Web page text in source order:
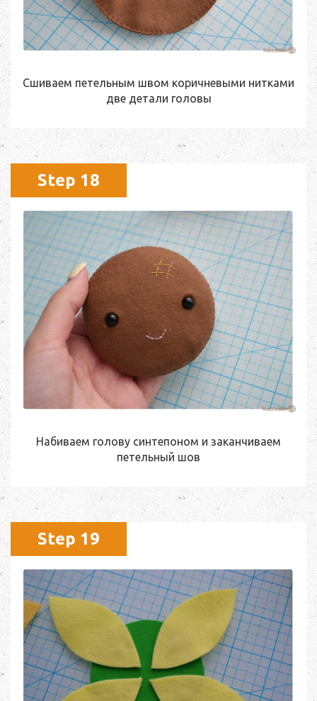
Сшиваем петельным швом коричневыми нитками
две детали головы
Step 18
Набиваем голову синтепоном и заканчиваем
петельный шов
Step 19